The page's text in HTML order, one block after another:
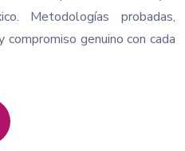
Metodologías probadas,
genuino con cada